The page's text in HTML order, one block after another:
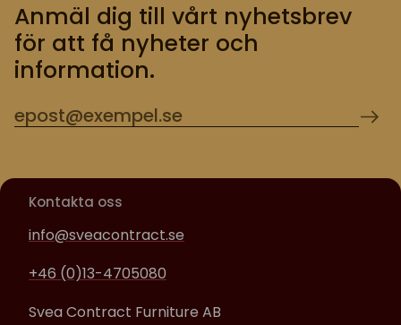
Anmäl dig till vårt nyhetsbrev
för att få nyheter och
information.
Kontakta oss
info@sveacontract.se
+46 (0)13-4705080
Svea Contract Furniture AB